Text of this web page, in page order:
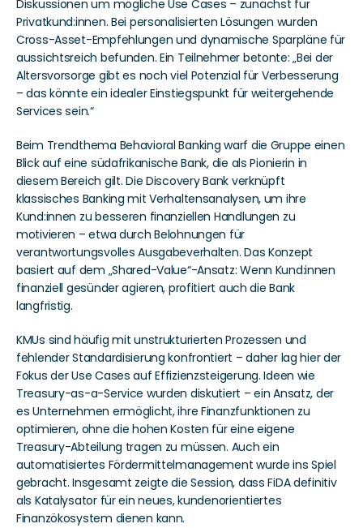
Diskussionen um mögliche Use Cases – zunächst für
Privatkund:innen. Bei personalisierten Lösungen wurden
Cross-Asset-Empfehlungen und dynamische Sparpläne für
aussichtsreich befunden. Ein Teilnehmer betonte: „Bei der
Altersvorsorge gibt es noch viel Potenzial für Verbesserung
– das könnte ein idealer Einstiegspunkt für weitergehende
Services sein.“
Beim Trendthema Behavioral Banking warf die Gruppe einen
Blick auf eine südafrikanische Bank, die als Pionierin in
diesem Bereich gilt. Die Discovery Bank verknüpft
klassisches Banking mit Verhaltensanalysen, um ihre
Kund:innen zu besseren finanziellen Handlungen zu
motivieren – etwa durch Belohnungen für
verantwortungsvolles Ausgabeverhalten. Das Konzept
basiert auf dem „Shared-Value“-Ansatz: Wenn Kund:innen
finanziell gesünder agieren, profitiert auch die Bank
langfristig.
KMUs sind häufig mit unstrukturierten Prozessen und
fehlender Standardisierung konfrontiert – daher lag hier der
Fokus der Use Cases auf Effizienzsteigerung. Ideen wie
Treasury-as-a-Service wurden diskutiert – ein Ansatz, der
es Unternehmen ermöglicht, ihre Finanzfunktionen zu
optimieren, ohne die hohen Kosten für eine eigene
Treasury-Abteilung tragen zu müssen. Auch ein
automatisiertes Fördermittelmanagement wurde ins Spiel
gebracht. Insgesamt zeigte die Session, dass FiDA definitiv
als Katalysator für ein neues, kundenorientiertes
Finanzökosystem dienen kann.